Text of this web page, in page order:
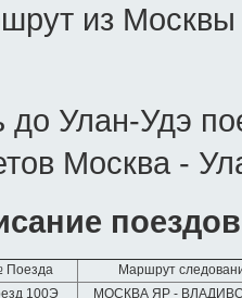
из
до Улан-Удэ
Москва -
Поезда
Маршрут
100Э
МОСКВА ЯР -